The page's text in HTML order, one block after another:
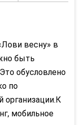
весну» в
быть
обусловлено
по
организации.К
мобильное